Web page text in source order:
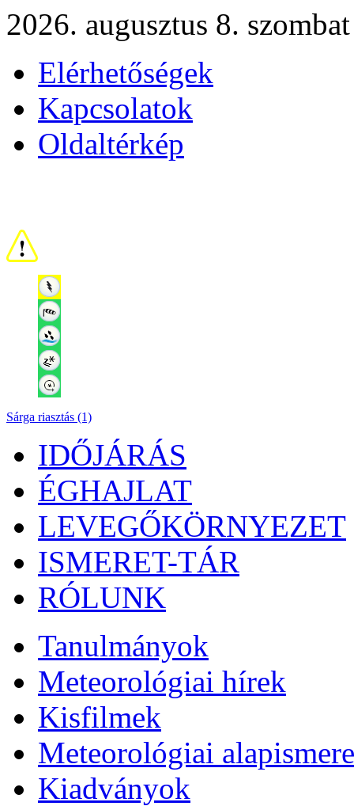
2026. augusztus 8. szombat
Elérhetőségek
Kapcsolatok
Oldaltérkép
Sárga riasztás (1)
IDŐJÁRÁS
ÉGHAJLAT
LEVEGŐKÖRNYEZET
ISMERET-TÁR
RÓLUNK
Tanulmányok
Meteorológiai hírek
Kisfilmek
Meteorológiai
Kiadványok